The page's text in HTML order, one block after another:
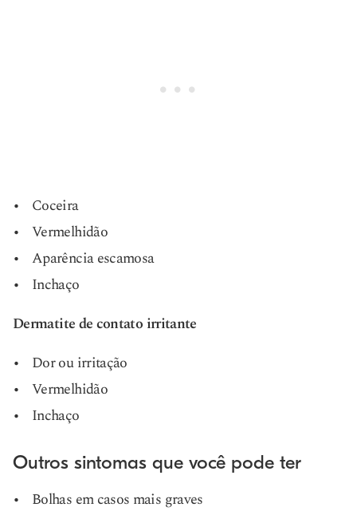
Coceira
Vermelhidão
Aparência escamosa
Inchaço
Dermatite de contato irritante
Dor ou irritação
Vermelhidão
Inchaço
Outros sintomas que você pode ter
Bolhas em casos mais graves